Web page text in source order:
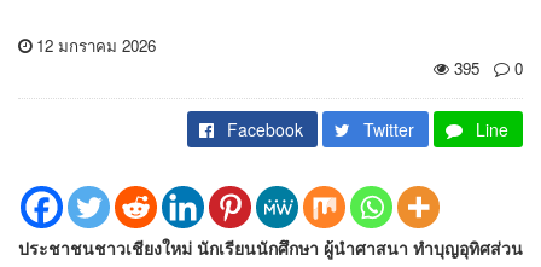
12 มกราคม 2026
395
0
Facebook Twitter Line
ประชาชนชาวเชียงใหม่ นักเรียนนักศึกษา ผู้นำศาสนา ทำบุญอุทิศส่วน